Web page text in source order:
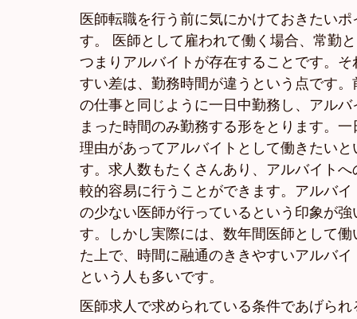
医師転職を行う前に気にかけておきたい
す。 医師として雇われて働く場合、常勤
つまりアルバイトが存在することです。
すい差は、勤務時間が違うという点です
の仕事と同じように一日中勤務し、アル
まった時間のみ勤務する形をとります。
理由があってアルバイトとして働きたい
す。求人数もたくさんあり、アルバイト
較的容易に行うことができます。アルバ
の少ない医師が行っているという印象が
す。しかし実際には、数年間医師として
た上で、時間に融通のききやすいアルバ
という人も多いです。
医師求人で求められている条件であげら